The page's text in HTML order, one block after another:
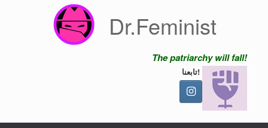
Dr.Feminist
The patriarchy will fall!
تابعنا!